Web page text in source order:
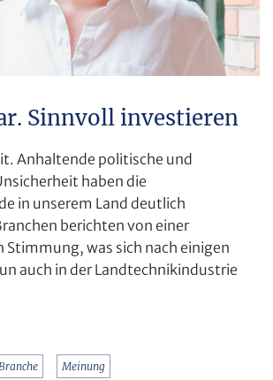
Sinnvoll investieren
Anhaltende politische und
haben die
in unserem Land deutlich
berichten von einer
Stimmung, was sich nach einigen
auch in der Landtechnikindustrie
Branche Meinung